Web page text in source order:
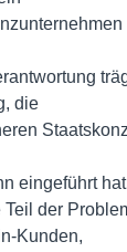
die
eingeführt
der
Kunden,